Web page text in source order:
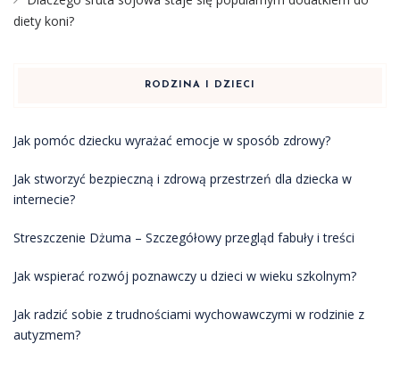
diety koni?
RODZINA I DZIECI
Jak pomóc dziecku wyrażać emocje w sposób zdrowy?
Jak stworzyć bezpieczną i zdrową przestrzeń dla dziecka w
internecie?
Streszczenie Dżuma – Szczegółowy przegląd fabuły i treści
Jak wspierać rozwój poznawczy u dzieci w wieku szkolnym?
Jak radzić sobie z trudnościami wychowawczymi w rodzinie z
autyzmem?